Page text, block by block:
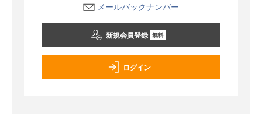
メールバックナンバー
新規会員登録 無料
ログイン